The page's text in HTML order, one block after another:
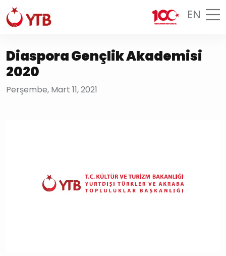
EN
Diaspora Gençlik Akademisi
2020
Perşembe, Mart 11, 2021